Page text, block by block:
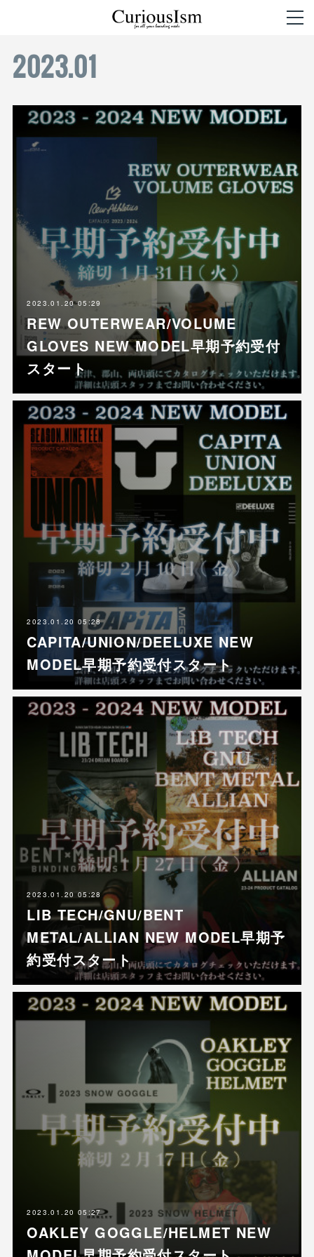
2023.01
2023.01.20 05:29
REW OUTERWEAR/VOLUME
GLOVES NEW MODEL早期予約受付
スタート
2023.01.20 05:28
CAPITA/UNION/DEELUXE NEW
MODEL早期予約受付スタート
2023.01.20 05:28
LIB TECH/GNU/BENT
METAL/ALLIAN NEW MODEL早期予
約受付スタート
2023.01.20 05:27
OAKLEY GOGGLE/HELMET NEW